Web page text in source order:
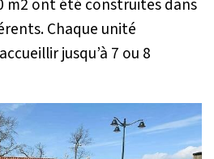
m2 ont été construites dans
Chaque unité
jusqu’à 7 ou 8